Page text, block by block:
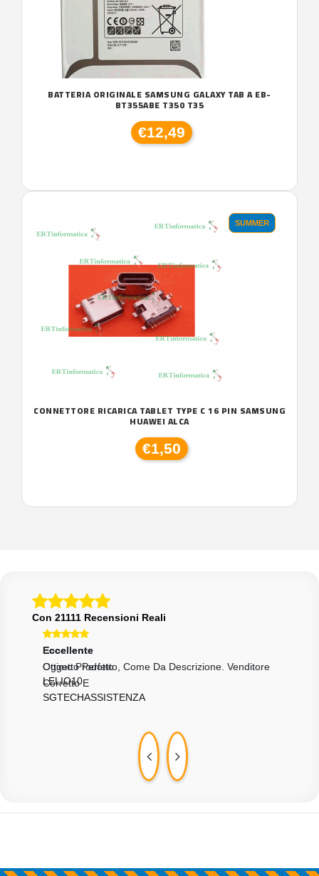
BATTERIA ORIGINALE SAMSUNG GALAXY TAB A EB-
BT355ABE T350 T35
€12,49
SUMMER
CONNETTORE RICARICA TABLET TYPE C 16 PIN SAMSUNG
HUAWEI ALCA
€1,50
Con 21111 Recensioni Reali
Eccellente
Ottimo Prodotto
LELIO10
Eccellente
Oggetto Perfetto, Come Da Descrizione. Venditore
Corretto E
SGTECHASSISTENZA